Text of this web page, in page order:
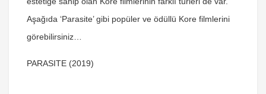
Aşağıda ‘Parasite’ gibi popüler ve ödüllü Kore filmlerini
görebilirsiniz…
PARASITE (2019)